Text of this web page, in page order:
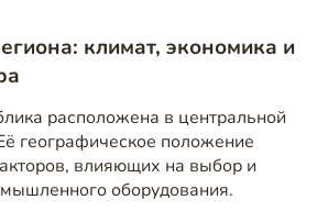
климат, экономика и
расположена в центральной
географическое положение
влияющих на выбор и
оборудования.